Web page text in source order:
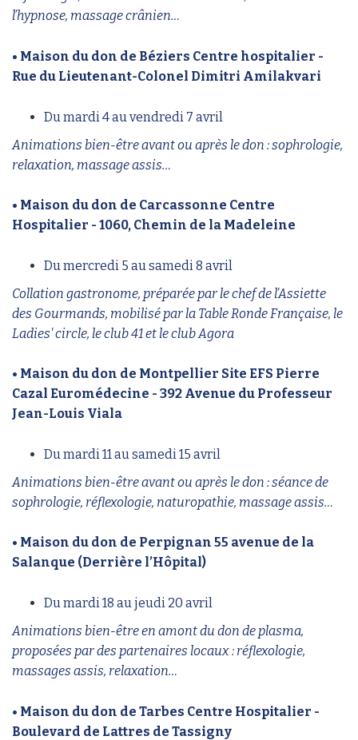
l’hypnose, massage crânien…
• Maison du don de Béziers Centre hospitalier -
Rue du Lieutenant-Colonel Dimitri Amilakvari
Du mardi 4 au vendredi 7 avril
Animations bien-être avant ou après le don : sophrologie,
relaxation, massage assis…
• Maison du don de Carcassonne Centre
Hospitalier - 1060, Chemin de la Madeleine
Du mercredi 5 au samedi 8 avril
Collation gastronome, préparée par le chef de l’Assiette
des Gourmands, mobilisé par la Table Ronde Française, le
Ladies' circle, le club 41 et le club Agora
• Maison du don de Montpellier Site EFS Pierre
Cazal Euromédecine - 392 Avenue du Professeur
Jean-Louis Viala
Du mardi 11 au samedi 15 avril
Animations bien-être avant ou après le don : séance de
sophrologie, réflexologie, naturopathie, massage assis…
• Maison du don de Perpignan 55 avenue de la
Salanque (Derrière l’Hôpital)
Du mardi 18 au jeudi 20 avril
Animations bien-être en amont du don de plasma,
proposées par des partenaires locaux : réflexologie,
massages assis, relaxation…
• Maison du don de Tarbes Centre Hospitalier -
Boulevard de Lattres de Tassigny